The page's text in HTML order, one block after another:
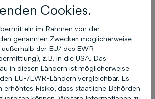
Angebot umfasst unter
in Branchenverzeichnissen,
von Unternehmenswebseiten und
zur optimalen
Web. Daneben verfügt die
über ein umfangreiches
Mehr als 30 Fachzeitschriften
Online-Medien, zahlreiche
Cookies.
im Rahmen von der
genannten Zwecken möglicherweise
der EU/ des EWR
z.B. in die USA. Das
in diesen Ländern ist möglicherweise
EU-/EWR-Ländern vergleichbar. Es
erhöhtes Risiko, dass staatliche Behörden